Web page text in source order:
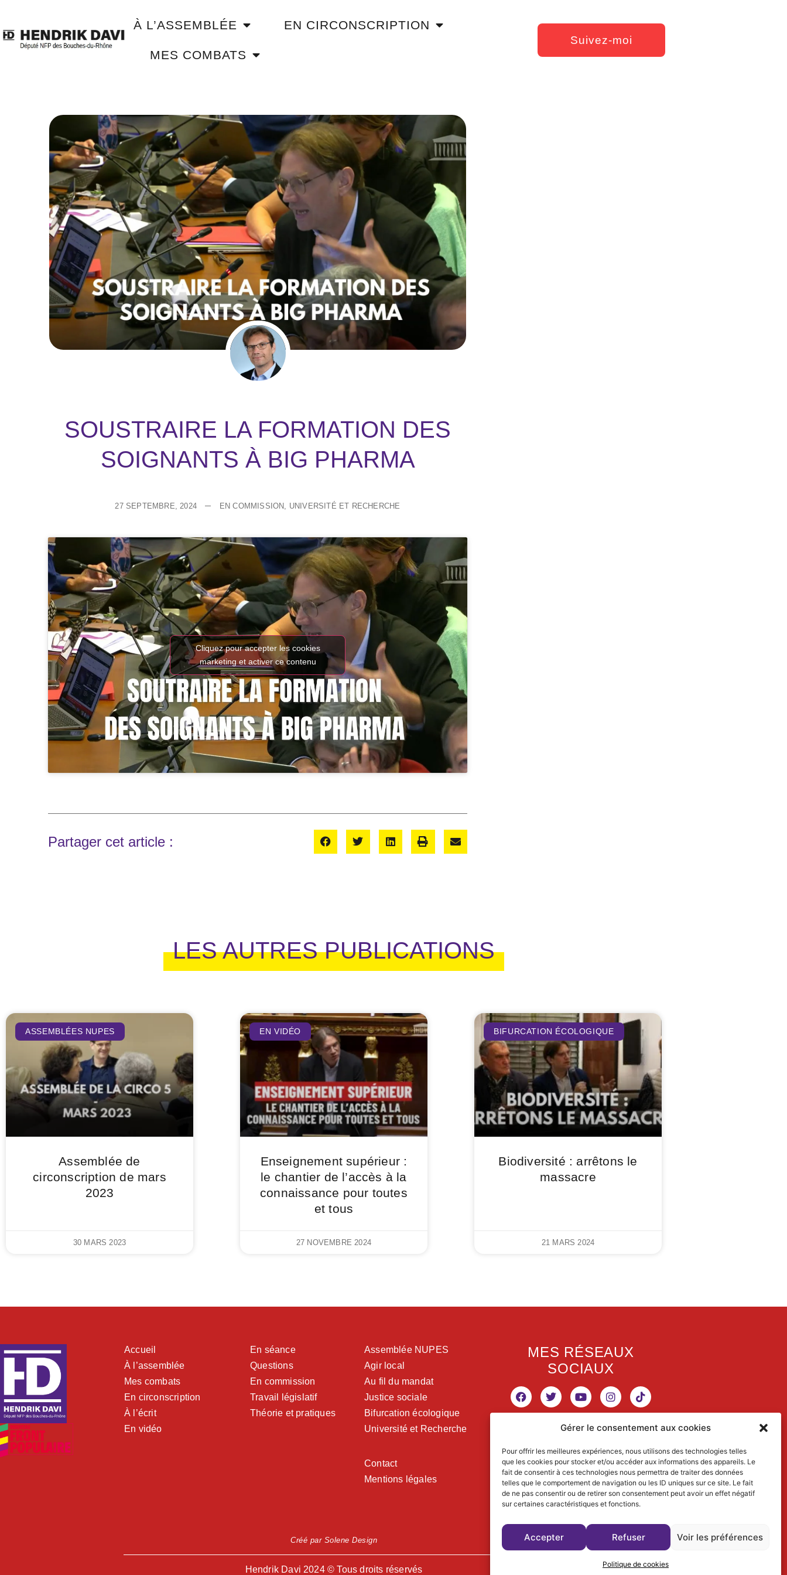
Gérer le consentement aux cookies
Pour offrir les meilleures expériences, nous utilisons des technologies telles
que les cookies pour stocker et/ou accéder aux informations des appareils. Le
fait de consentir à ces technologies nous permettra de traiter des données
telles que le comportement de navigation ou les ID uniques sur ce site. Le fait
de ne pas consentir ou de retirer son consentement peut avoir un effet négatif
sur certaines caractéristiques et fonctions.
Accepter Refuser Voir les préférences
Politique de cookies
À L’ASSEMBLÉE EN CIRCONSCRIPTION
MES COMBATS
Suivez-moi
SOUSTRAIRE LA FORMATION DES
SOIGNANTS À BIG PHARMA
27 SEPTEMBRE, 2024 EN COMMISSION UNIVERSITÉ ET RECHERCHE
Cliquez pour accepter les cookies
marketing et activer ce contenu
Partager cet article :
LES AUTRES PUBLICATIONS
ASSEMBLÉES NUPES
Assemblée de
circonscription de mars
2023
30 MARS 2023
EN VIDÉO
Enseignement supérieur :
le chantier de l’accès à la
connaissance pour toutes
et tous
27 NOVEMBRE 2024
BIFURCATION ÉCOLOGIQUE
Biodiversité : arrêtons le
massacre
21 MARS 2024
Accueil
À l’assemblée
Mes combats
En circonscription
À l’écrit
En vidéo
En séance
Questions
En commission
Travail législatif
Théorie et pratiques
Assemblée NUPES
Agir local
Au fil du mandat
Justice sociale
Bifurcation écologique
Université et Recherche
Contact
Mentions légales
MES RÉSEAUX
SOCIAUX
RETROUVEZ MES
ACTIVITÉS
SCIENTIFIQUES
www.dialectical-ecologist.fr
Créé par Solene Design
Hendrik Davi 2024 © Tous droits réservés